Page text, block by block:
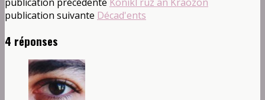
publication suivante Décad'ents
4 réponses